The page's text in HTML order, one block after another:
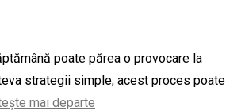
poate părea o provocare la
strategii simple, acest proces poate
mai departe